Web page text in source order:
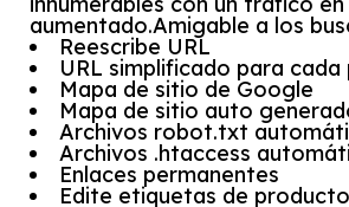
aumentado.Amigable a los
Reescribe URL
URL simplificado para
Mapa de sitio de Google
Mapa de sitio auto
Archivos robot.txt
Archivos .htaccess
Enlaces permanentes
Edite etiquetas de producto